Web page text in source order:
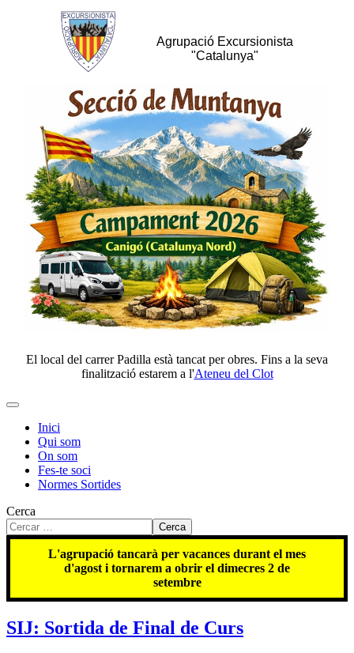
Agrupació Excursionista
"Catalunya"
El local del carrer Padilla està tancat per obres. Fins a la seva
finalització estarem a l'Ateneu del Clot
Inici
Qui som
On som
Fes-te soci
Normes Sortides
Cerca
Cerca
L'agrupació tancarà per vacances durant el mes
d'agost i tornarem a obrir el dimecres 2 de
setembre
SIJ: Sortida de Final de Curs